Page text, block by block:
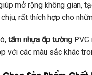
mở rộng không gian,
rất thích hợp cho
tấm nhựa ốp tường PVC
với các màu sắc khác